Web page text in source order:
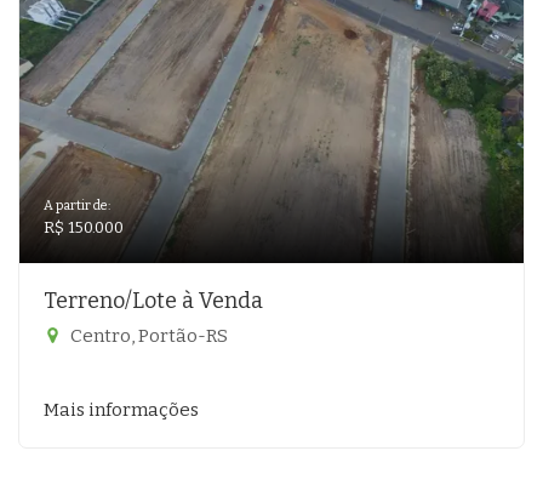
A partir de:
R$ 150.000
Terreno/Lote à Venda
Centro, Portão-RS
Mais informações